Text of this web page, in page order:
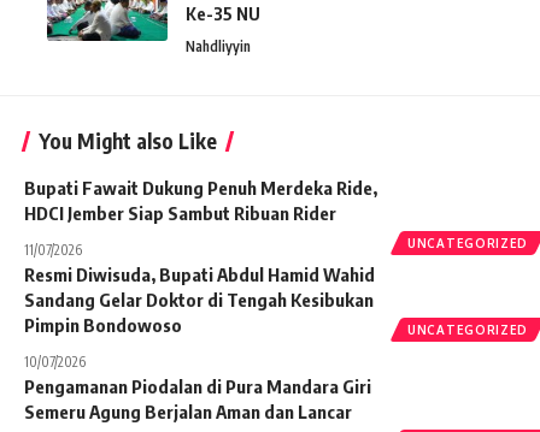
Ke-35 NU
Nahdliyyin
You Might also Like
UNCATEGORIZED
Bupati Fawait Dukung Penuh Merdeka Ride,
HDCI Jember Siap Sambut Ribuan Rider
11/07/2026
UNCATEGORIZED
Resmi Diwisuda, Bupati Abdul Hamid Wahid
Sandang Gelar Doktor di Tengah Kesibukan
Pimpin Bondowoso
10/07/2026
Pengamanan Piodalan di Pura Mandara Giri
Semeru Agung Berjalan Aman dan Lancar